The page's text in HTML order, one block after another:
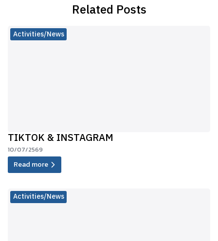
Related Posts
Activities/News
TIKTOK & INSTAGRAM
10/07/2569
Read more
Activities/News